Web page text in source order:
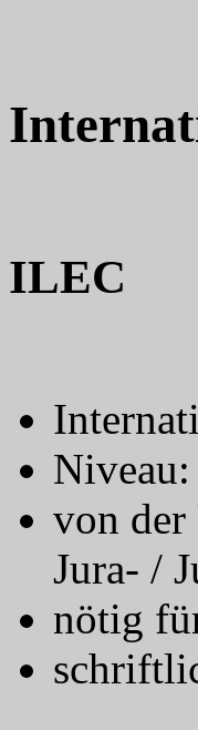
ILEC
von der
Jura- /
nötig